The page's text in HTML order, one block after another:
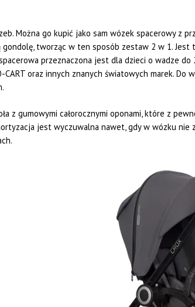
Można go kupić jako sam wózek spacerowy z
tworząc w ten sposób zestaw 2 w 1. Jest
przeznaczona jest dla dzieci o wadze
oraz innych znanych światowych marek. Do
z gumowymi całorocznymi oponami, które z
jest wyczuwalna nawet, gdy w wózku